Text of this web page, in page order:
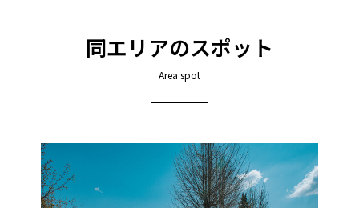
同エリアのスポット
Area spot